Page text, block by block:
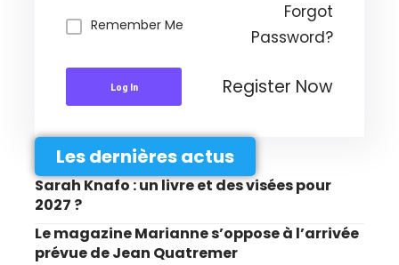
Remember Me
Forgot
Password?
Log In Register Now
Les dernières actus
Sarah Knafo : un livre et des visées pour
2027 ?
Le magazine Marianne s’oppose à l’arrivée
prévue de Jean Quatremer